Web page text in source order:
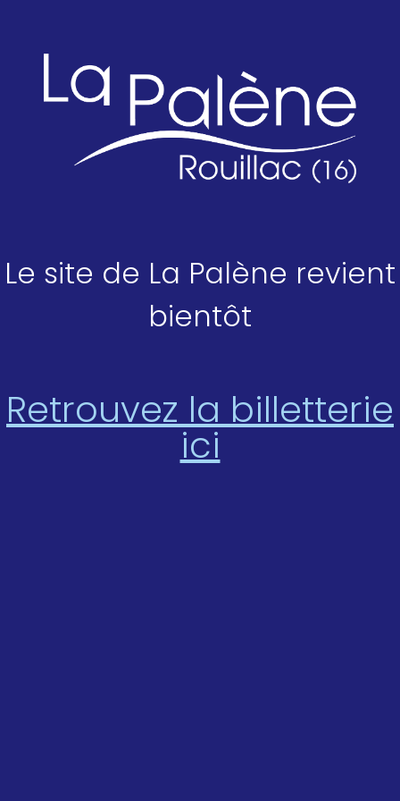
Le site de La Palène revient
bientôt
Retrouvez la billetterie
ici